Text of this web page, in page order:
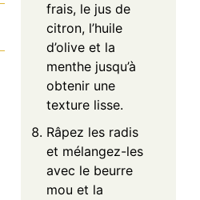
frais, le jus de
citron, l’huile
d’olive et la
menthe jusqu’à
obtenir une
texture lisse.
Râpez les radis
et mélangez-les
avec le beurre
mou et la